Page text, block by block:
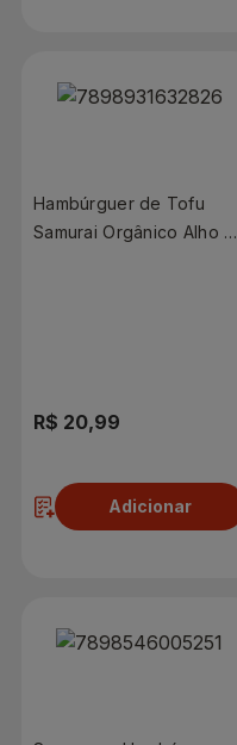
Hambúrguer de Tofu
Samurai Orgânico Alho e
R$ 20,99
Adicionar